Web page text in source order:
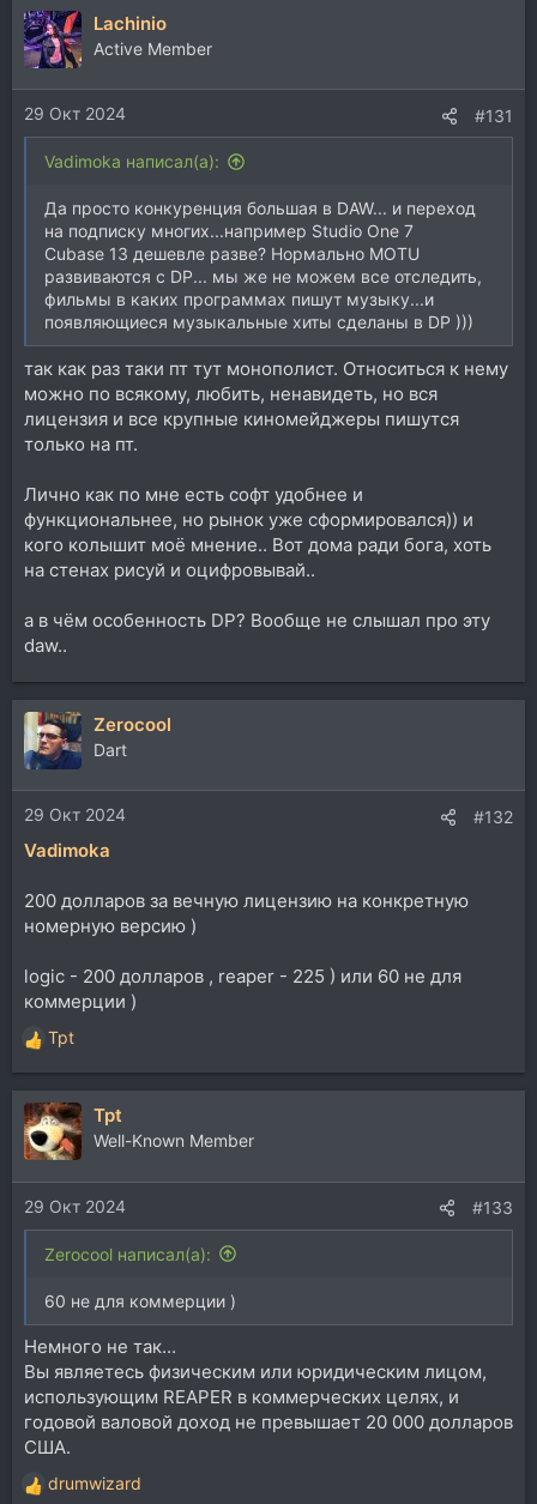
Lachinio
Active Member
29 Окт 2024 #131
Vadimoka написал(а):
Да просто конкуренция большая в DAW... и переход
на подписку многих...например Studio One 7
Cubase 13 дешевле разве? Нормально MOTU
развиваются с DP... мы же не можем все отследить,
фильмы в каких программах пишут музыку...и
появляющиеся музыкальные хиты сделаны в DP )))
так как раз таки пт тут монополист. Относиться к нему
можно по всякому, любить, ненавидеть, но вся
лицензия и все крупные киномейджеры пишутся
только на пт.
Лично как по мне есть софт удобнее и
функциональнее, но рынок уже сформировался)) и
кого колышит моё мнение.. Вот дома ради бога, хоть
на стенах рисуй и оцифровывай..
а в чём особенность DP? Вообще не слышал про эту
daw..
Zerocool
Dart
29 Окт 2024 #132
Vadimoka
200 долларов за вечную лицензию на конкретную
номерную версию )
logic - 200 долларов , reaper - 225 ) или 60 не для
коммерции )
Р
е
а
к
ц
и
и
:
Tpt
Tpt
Well-Known Member
29 Окт 2024 #133
Zerocool написал(а):
60 не для коммерции )
Немного не так...
Вы являетесь физическим или юридическим лицом,
использующим REAPER в коммерческих целях, и
годовой валовой доход не превышает 20 000 долларов
США.
Р
drumwizard